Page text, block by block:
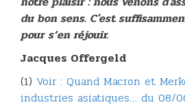
du bon sens. C'est
pour s’en réjouir.
Jacques Offergeld
(1) Voir : Quand Macron et
industries asiatiques… du 08/